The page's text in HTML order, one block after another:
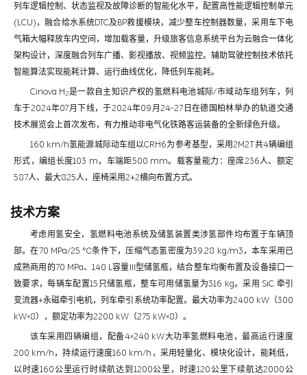
列车逻辑控制、状态监视及故障诊断的智能化水平，配置高性能逻辑控制单元
(LCU)，融合给水系统DTC及BP救援模块，减少整车控制器数量，采用车下电
气箱大幅释放车内空间，增加载客量，升级旅客信息系统平台为云融合一体化
架构设计，深度融合列车广播、影视播放、视频监控。辅助驾驶控制技术依托
智能算法实现能耗计算、运行曲线优化，降低列车能耗。
Cinova H 2是一款自主知识产权的氢燃料电池城际/市域动车组列车，列
车于2024年07月下线，于2024年09月24-27日在德国柏林举办的轨道交通
技术展览会上首次发布，有力推动非电气化铁路客运装备的全新绿色升级。
160 km/h氢能源城际动车组以CRH6为参考基型，采用2M2T共4辆编组
形式，编组长度103 m，车端距500 mm。载客量能力：座席236人、额定
587人、最大825人，座椅采用2+2横向布置方式。
技术方案
考虑用氢安全，氢燃料电池系统及储氢装置类涉氢部件均布置于车辆顶
部。在70 MPa/25 ℃条件下，压缩气态氢密度为39.28 kg/m3，本车采用已
成熟商用的70 MPa、140 L容量Ⅲ型储氢瓶，结合整车均衡布置及设备接口一
致要求，每辆车配置15只储氢瓶，整车可用储氢量为316 kg。采用 SiC 牵引
变流器+永磁牵引电机，列车牵引系统功率配置。最大功率为2400 kW（300
kW×8），额定功率为2200 kW（275 kW×8）。
该车采用四辆编组，配备4×240 kW大功率氢燃料电池，最高运行速度
200 km/h，持续运行速度160 km/h，采用轻量化、模块化设计，能耗低，
以时速160公里运行时续航达到1200公里，时速120公里下续航达2000公